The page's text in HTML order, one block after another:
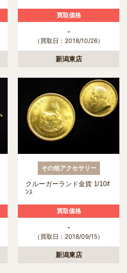
買取価格
-
（買取日：2018/10/26）
新潟東店
その他アクセサリー
クルーガーランド金貨 1/10ｵ
ﾝｽ
買取価格
-
（買取日：2018/09/15）
新潟東店